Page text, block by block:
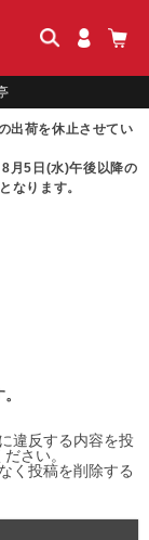
出荷を休止させてい
月5日(水)午後以降の
なります。
違反する内容を投
さい。
く投稿を削除する